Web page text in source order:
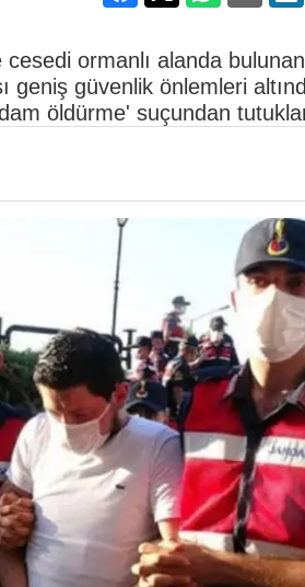
ormanlı alanda
güvenlik önlemleri
öldürme' suçundan